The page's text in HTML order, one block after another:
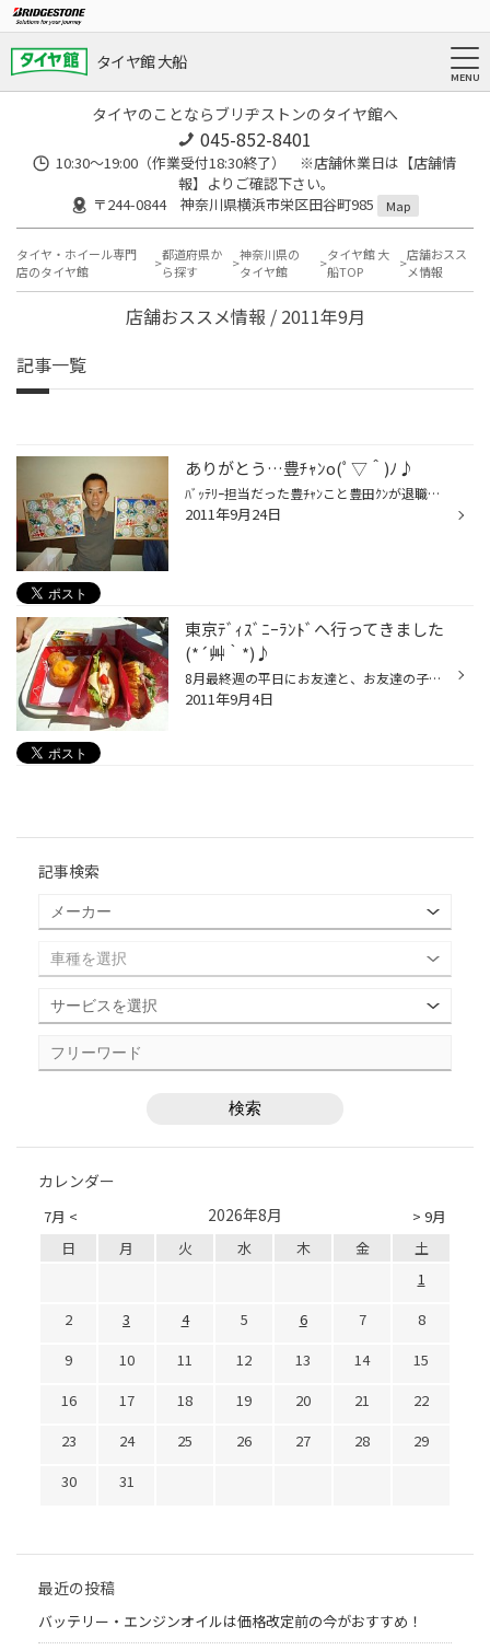
タイヤ館 大船
タイヤのことならブリヂストンのタイヤ館へ
045-852-8401
10:30～19:00（作業受付18:30終了） ※店舗休業日は【店舗情
報】よりご確認下さい。
〒244-0844 神奈川県横浜市栄区田谷町985
Map
タイヤ・ホイール専門
店のタイヤ館
都道府県か
ら探す
神奈川県の
タイヤ館
タイヤ館 大
船TOP
店舗おスス
メ情報
店舗おススメ情報 / 2011年9月
記事一覧
ありがとう…豊ﾁｬﾝo(ﾟ▽＾)ﾉ♪
ﾊﾞｯﾃﾘｰ担当だった豊ﾁｬﾝこと豊田ｸﾝが退職する事になり 送別会を開きました☆ 以前大船店に配属されていて、他店へ異動になったｽﾀｯﾌも 集まってくれて、しっかり送る事が出来ました♪ 4年半という期間ではありましたが、たくさんのお客様に 携わり、豊田ｸﾝにとって大船店での時間はとっても糧になる 時...
2011年9月24日
東京ﾃﾞｨｽﾞﾆｰﾗﾝﾄﾞへ行ってきました
(*´艸｀*)♪
8月最終週の平日にお友達と、お友達の子供達（小学校1年生・1歳）と 東京ﾃﾞｨｽﾞﾆｰﾗﾝﾄﾞへ行ってきましたヾ(≧▽≦)ﾉﾞ 前日までは、なんだかはっきりしないお天気でしたが 当日は快晴ｯｯ(o･ω´･b)b とっても日差しも強くて、日焼けしました☆ お昼過ぎに到着したもので、まずは腹ごしらえφ(ｃ･ω･ )ψ っという...
2011年9月4日
記事検索
カレンダー
7月 < > 9月
2026年8月
日 月 火 水 木 金
土
1
2
3 4 5 6 7
8
9
10 11 12 13 14
15
16
17 18 19 20 21
22
23
24 25 26 27 28
29
30
31
最近の投稿
バッテリー・エンジンオイルは価格改定前の今がおすすめ！